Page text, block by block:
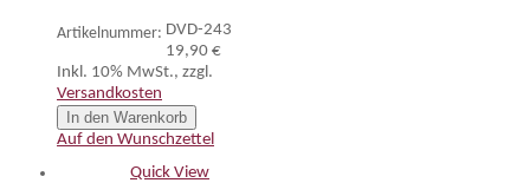
Artikelnummer: DVD-243
19,90 €
Inkl. 10% MwSt., zzgl.
Versandkosten
In den Warenkorb
Auf den Wunschzettel
Quick View